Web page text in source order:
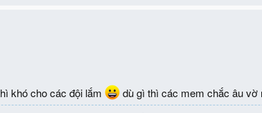
khó cho các đội lắm
dù gì thì các mem chắc âu vờ